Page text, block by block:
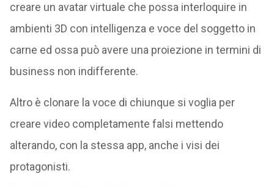
creare un avatar virtuale che possa interloquire in
ambienti 3D con intelligenza e voce del soggetto in
carne ed ossa può avere una proiezione in termini di
business non indifferente.
Altro è clonare la voce di chiunque si voglia per
creare video completamente falsi mettendo
alterando, con la stessa app, anche i visi dei
protagonisti.